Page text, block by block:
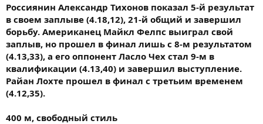
Россиянин Александр Тихонов показал 5-й результат
в своем заплыве (4.18,12), 21-й общий и завершил
борьбу. Американец Майкл Фелпс выиграл свой
заплыв, но прошел в финал лишь с 8-м результатом
(4.13,33), а его оппонент Ласло Чех стал 9-м в
квалификации (4.13,40) и завершил выступление.
Райан Лохте прошел в финал с третьим временем
(4.12,35).
400 м, свободный стиль